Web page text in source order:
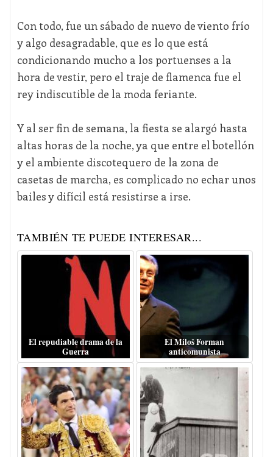
Con todo, fue un sábado de nuevo de viento frío
y algo desagradable, que es lo que está
condicionando mucho a los portuenses a la
hora de vestir, pero el traje de flamenca fue el
rey indiscutible de la moda feriante.
Y al ser fin de semana, la fiesta se alargó hasta
altas horas de la noche, ya que entre el botellón
y el ambiente discotequero de la zona de
casetas de marcha, es complicado no echar unos
bailes y difícil está resistirse a irse.
TAMBIÉN TE PUEDE INTERESAR...
El repudiable drama de la
Guerra
El Miloš Forman
anticomunista